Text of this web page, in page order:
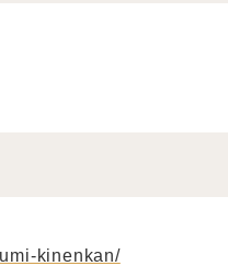
kinenkan/